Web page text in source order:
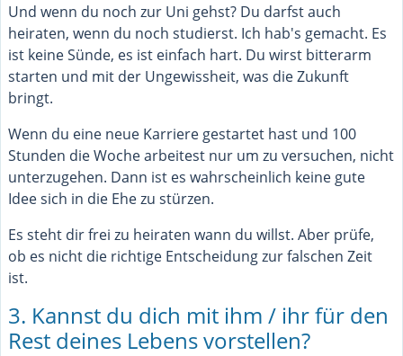
Und wenn du noch zur Uni gehst? Du darfst auch
heiraten, wenn du noch studierst. Ich hab's gemacht. Es
ist keine Sünde, es ist einfach hart. Du wirst bitterarm
starten und mit der Ungewissheit, was die Zukunft
bringt.
Wenn du eine neue Karriere gestartet hast und 100
Stunden die Woche arbeitest nur um zu versuchen, nicht
unterzugehen. Dann ist es wahrscheinlich keine gute
Idee sich in die Ehe zu stürzen.
Es steht dir frei zu heiraten wann du willst. Aber prüfe,
ob es nicht die richtige Entscheidung zur falschen Zeit
ist.
3. Kannst du dich mit ihm / ihr für den
Rest deines Lebens vorstellen?